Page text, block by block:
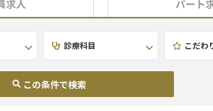
求人 パート
選択(複数選択可)
診療科目
を選択(複数選択可)
こだわ
条件を選択(複数選択可)